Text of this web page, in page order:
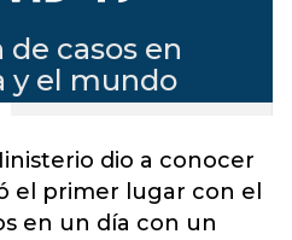
dio a conocer
el primer lugar con el
en un día con un